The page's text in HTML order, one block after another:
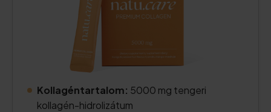
Kollagéntartalom: 5000 mg tengeri
kollagén-hidrolizátum